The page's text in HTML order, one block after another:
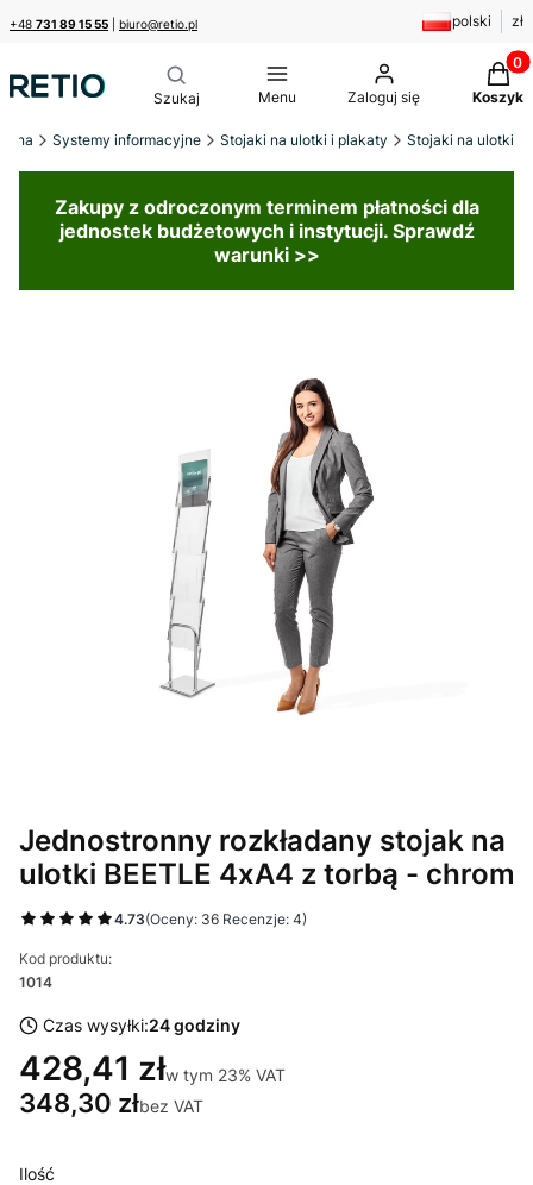
+48 731 89 15 55 biuro@retio.pl polski zł
Menu Zaloguj się Koszyk
Systemy informacyjne Stojaki na ulotki i plakaty Stojaki na ulotki
Zakupy z odroczonym terminem płatności dla
jednostek budżetowych i instytucji. Sprawdź
warunki >>
Jednostronny rozkładany stojak na
ulotki BEETLE 4xA4 z torbą - chrom
4.73(Oceny: 36 Recenzje: 4)
Kod produktu:
1014
Czas wysyłki:24 godziny
428,41 złw tym 23% VAT
w tym 23% VAT
348,30 złbez VAT
Ilość